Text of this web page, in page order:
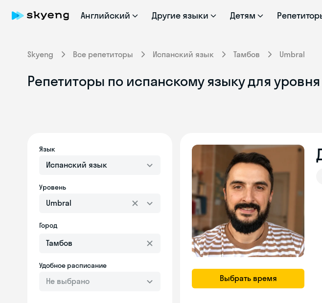
Английский Другие языки Детям
Skyeng Все репетиторы Испанский язык Тамбов Umbral
Репетиторы по испанскому языку для
Язык
Испанский язык
Уровень
Umbral
Город
Удобное расписание
Не выбрано Выбрать время